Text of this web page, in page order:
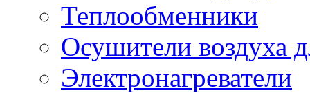
Теплообменники
Осушители воздуха
Электронагреватели